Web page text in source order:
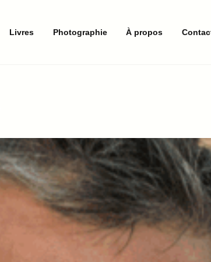
Livres Photographie À propos